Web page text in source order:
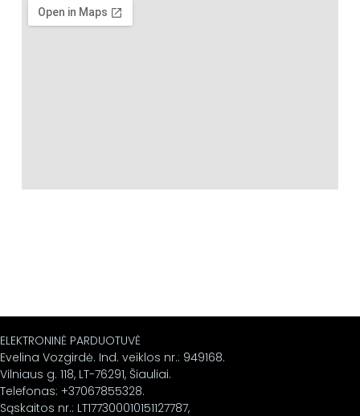
ELEKTRONINĖ PARDUOTUVĖ
Evelina Vozgirdė. Ind. veiklos nr.: 949168.
Vilniaus g. 118, LT-76291, Šiauliai.
Telefonas: +37067855328.
Sąskaitos nr.: LT177300010151127787,